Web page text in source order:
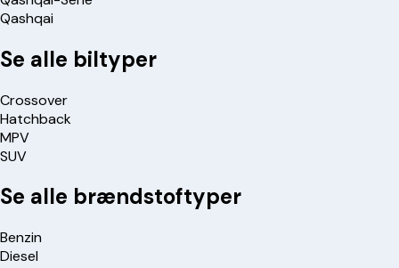
Qashqai
Se alle biltyper
Crossover
Hatchback
MPV
SUV
Se alle brændstoftyper
Benzin
Diesel